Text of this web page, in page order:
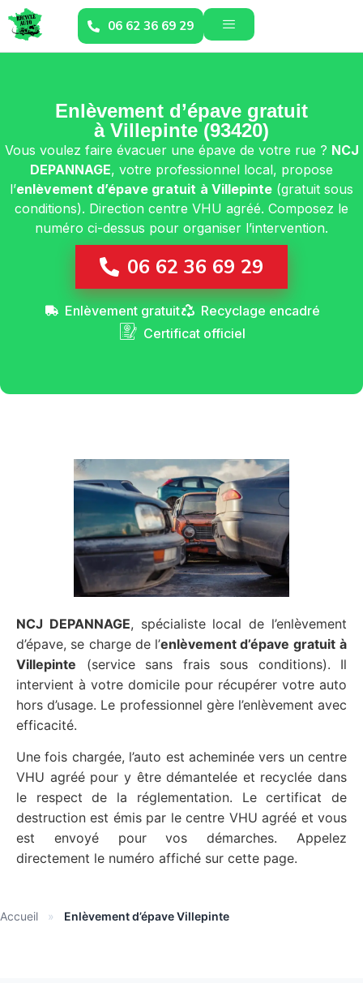
06 62 36 69 29
Enlèvement d’épave gratuit
à Villepinte (93420)
Vous voulez faire évacuer une épave de votre rue ? NCJ
DEPANNAGE, votre professionnel local, propose
l’enlèvement d’épave gratuit à Villepinte (gratuit sous
conditions). Direction centre VHU agréé. Composez le
numéro ci-dessus pour organiser l’intervention.
06 62 36 69 29
Enlèvement gratuit
Recyclage encadré
Certificat officiel
NCJ DEPANNAGE, spécialiste local de l’enlèvement
d’épave, se charge de l’enlèvement d’épave gratuit à
Villepinte (service sans frais sous conditions). Il
intervient à votre domicile pour récupérer votre auto
hors d’usage. Le professionnel gère l’enlèvement avec
efficacité.
Une fois chargée, l’auto est acheminée vers un centre
VHU agréé pour y être démantelée et recyclée dans
le respect de la réglementation. Le certificat de
destruction est émis par le centre VHU agréé et vous
est envoyé pour vos démarches. Appelez
directement le numéro affiché sur cette page.
Accueil » Enlèvement d’épave Villepinte